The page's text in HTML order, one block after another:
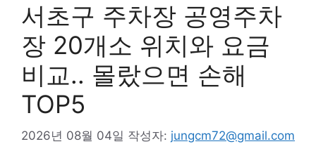
서초구 주차장 공영주차
장 20개소 위치와 요금
비교.. 몰랐으면 손해
TOP5
2026년 08월 04일 작성자: jungcm72@gmail.com